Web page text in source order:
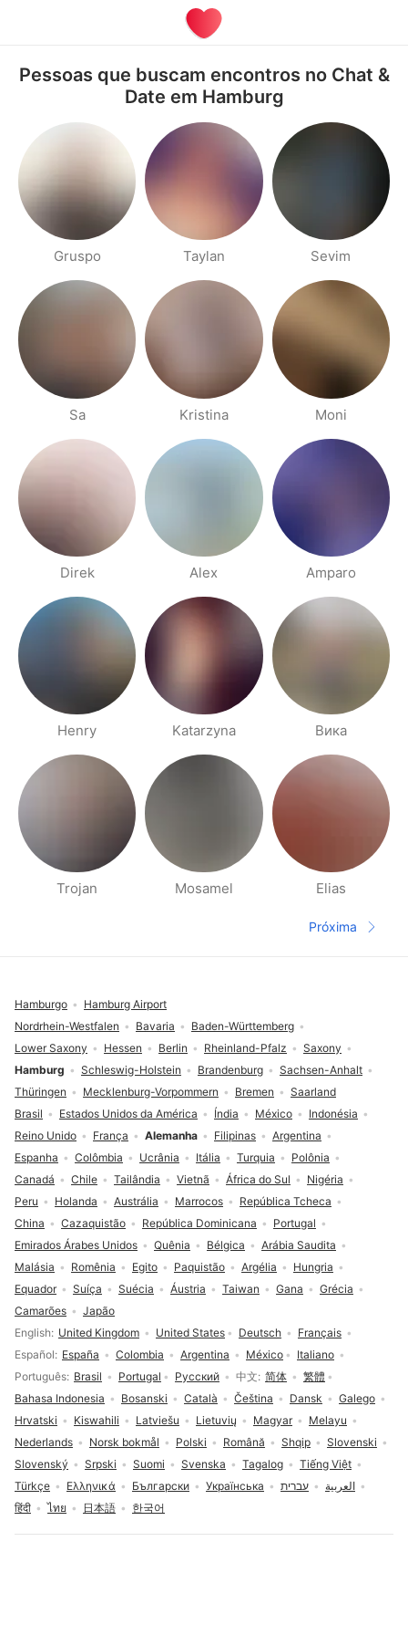
Pessoas que buscam encontros no Chat &
Date em Hamburg
Gruspo Taylan Sevim
Sa Kristina Moni
Direk Alex Amparo
Henry Katarzyna Вика
Trojan Mosamel Elias
Página
Próxima
Seleção de idioma
English United Kingdom United States Deutsch
Français
Español
España Colombia Argentina México
Italiano
Português Brasil Portugal Русский 中文 简体
繁體
Bahasa Indonesia
Bosanski Català Čeština Dansk
Galego
Hrvatski
Kiswahili Latviešu Lietuvių Magyar
Melayu
Nederlands
Norsk bokmål Polski Română Shqip
Slovenski
Slovenský
Srpski Suomi Svenska Tagalog
Tiếng Việt
Türkçe
Ελληνικά Български Українська עברית
العربية
हिंदी
ไทย 日本語 한국어
Brasil Estados Unidos da América Índia México
Indonésia
Reino Unido
França Alemanha Filipinas
Argentina
Espanha
Colômbia Ucrânia Itália Turquia
Polônia
Canadá
Chile Tailândia Vietnã África do Sul
Nigéria
Peru
Holanda Austrália Marrocos
República Tcheca
China
Cazaquistão República Dominicana
Portugal
Emirados Árabes Unidos
Quênia Bélgica
Arábia Saudita
Malásia
Romênia Egito Paquistão Argélia
Hungria
Equador
Suíça Suécia Áustria Taiwan Gana
Grécia
Camarões
Japão
Nordrhein-Westfalen Bavaria
Baden-Württemberg
Lower Saxony
Hessen Berlin Rheinland-Pfalz
Saxony
Hamburg
Schleswig-Holstein Brandenburg
Sachsen-Anhalt
Thüringen
Mecklenburg-Vorpommern Bremen Saarland
Hamburgo Hamburg Airport